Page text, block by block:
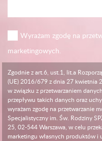
Wyrażam zgodę na
marketingowych.
Zgodnie z art.6, ust.1, lit.a
(UE) 2016/679 z dnia 27 kwietnia
w związku z przetwarzaniem
przepływu takich danych oraz
wyrażam zgodę na przetwarzanie
Specjalistyczny im. Św. Rodziny
25, 02-544 Warszawa, w celu
marketingu własnych produktów i